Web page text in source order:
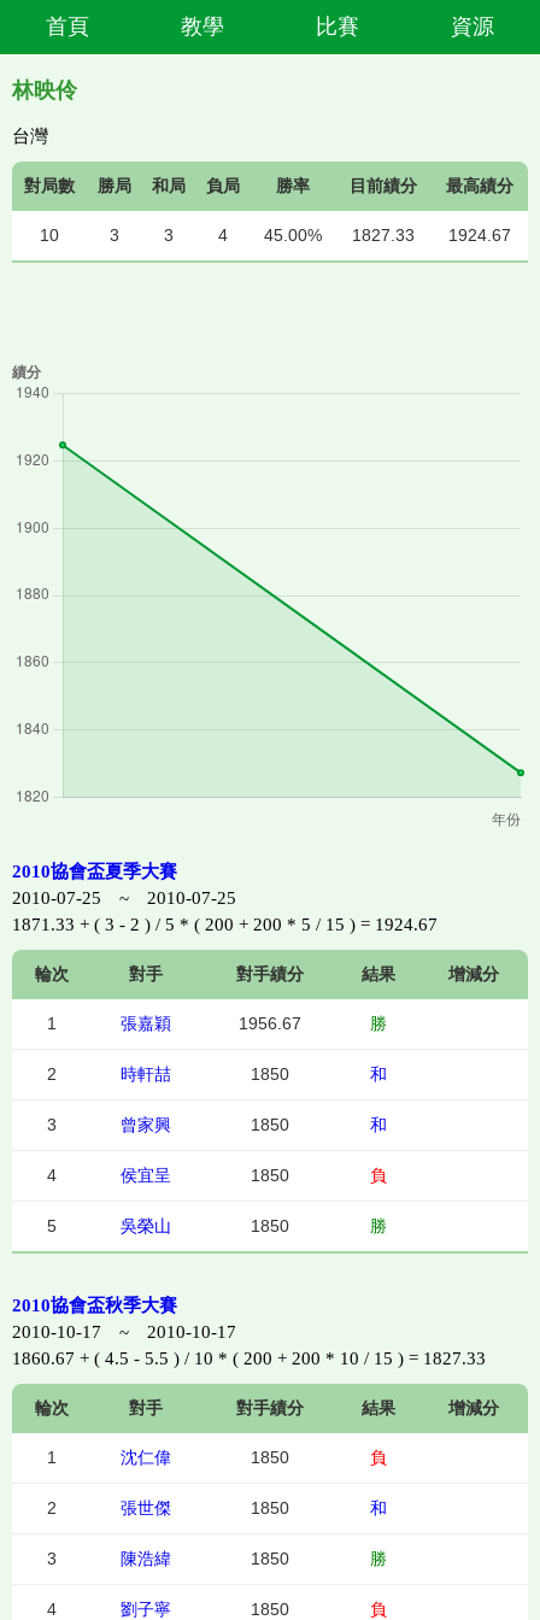
首頁 教學 比賽 資源
林映伶
台灣
對局數 勝局 和局 負局 勝率 目前績分 最高績分
10 3 3 4 45.00% 1827.33 1924.67
2010協會盃夏季大賽
2010-07-25 ~ 2010-07-25
1871.33 + ( 3 - 2 ) / 5 * ( 200 + 200 * 5 / 15 ) = 1924.67
輪次 對手 對手績分 結果 增減分
1 張嘉穎 1956.67 勝
2 時軒喆 1850 和
3 曾家興 1850 和
4 侯宜呈 1850 負
5 吳榮山 1850 勝
2010協會盃秋季大賽
2010-10-17 ~ 2010-10-17
1860.67 + ( 4.5 - 5.5 ) / 10 * ( 200 + 200 * 10 / 15 ) = 1827.33
輪次 對手 對手績分 結果 增減分
1 沈仁偉 1850 負
2 張世傑 1850 和
3 陳浩緯 1850 勝
4 劉子寧 1850 負